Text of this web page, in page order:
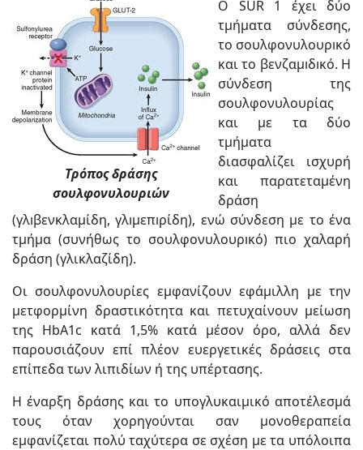
Τρόπος δράσης
σουλφονυλουριών
O SUR 1 έχει δύο
τμήματα σύνδεσης,
το σουλφονυλουρıκό
και το βενζαµıδıκό. Η
σύνδεση της
σουλφονυλουρίας
και µε τα δύο
τμήματα
διασφαλίζει ισχυρή
και παρατεταμένη
δράση
(γλıβενκλαµίδη, γλıµεπıρίδη), ενώ σύνδεση µε το ένα
τμήμα (συνήθως το σουλφονυλουρıκό) πιο χαλαρή
δράση (γλικλαζίδη).
Οι σουλφονυλουρίες εμφανίζουν εφάμιλλη με την
μετφορμίνη δραστικότητα και πετυχαίνουν μείωση
της HbA1c κατά 1,5% κατά μέσον όρο, αλλά δεν
παρουσιάζουν επί πλέον ευεργετικές δράσεις στα
επίπεδα των λιπιδίων ή της υπέρτασης.
Η έναρξη δράσης και το υπογλυκαιμικό αποτέλεσμά
τους όταν χορηγούνται σαν μονοθεραπεία
εμφανίζεται πολύ ταχύτερα σε σχέση με τα υπόλοιπα